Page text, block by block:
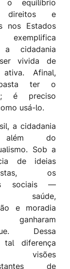
o equilíbrio
direitos e
nos Estados
exemplifica
cidadania
vivida de
Afinal,
ter o
é preciso
usá-lo.
a cidadania
do
Sob a
de ideias
os
sociais —
saúde,
e moradia
Dessa
tal diferença
visões
de